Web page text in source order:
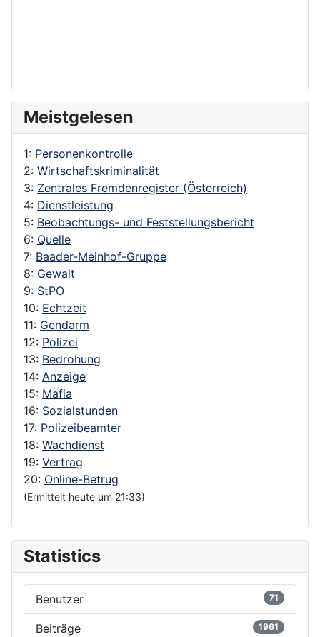
Meistgelesen
1: Personenkontrolle
2: Wirtschaftskriminalität
3: Zentrales Fremdenregister (Österreich)
4: Dienstleistung
5: Beobachtungs- und Feststellungsbericht
6: Quelle
7: Baader-Meinhof-Gruppe
8: Gewalt
9: StPO
10: Echtzeit
11: Gendarm
12: Polizei
13: Bedrohung
14: Anzeige
15: Mafia
16: Sozialstunden
17: Polizeibeamter
18: Wachdienst
19: Vertrag
20: Online-Betrug
(Ermittelt heute um 21:33)
Statistics
Benutzer 71
Beiträge 1961